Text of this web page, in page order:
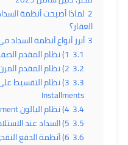
2 لماذا أصبحت أنظمة
العقار؟
3 أبرز أنواع أنظمة
3.1 1) نظام المقدم الصفري Zero Down Payment
3.2 2) نظام المقدم المرن Flexible Down Payment
3.3
Installments
3.4 4) نظام البالون Balloon Payment
3.5 5) السداد عند الاستلام Delivery-Based Payment
3.6